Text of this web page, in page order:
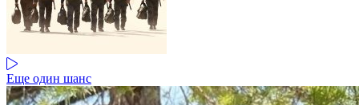
Еще один шанс